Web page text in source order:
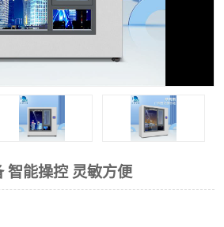
智能操控 灵敏方便